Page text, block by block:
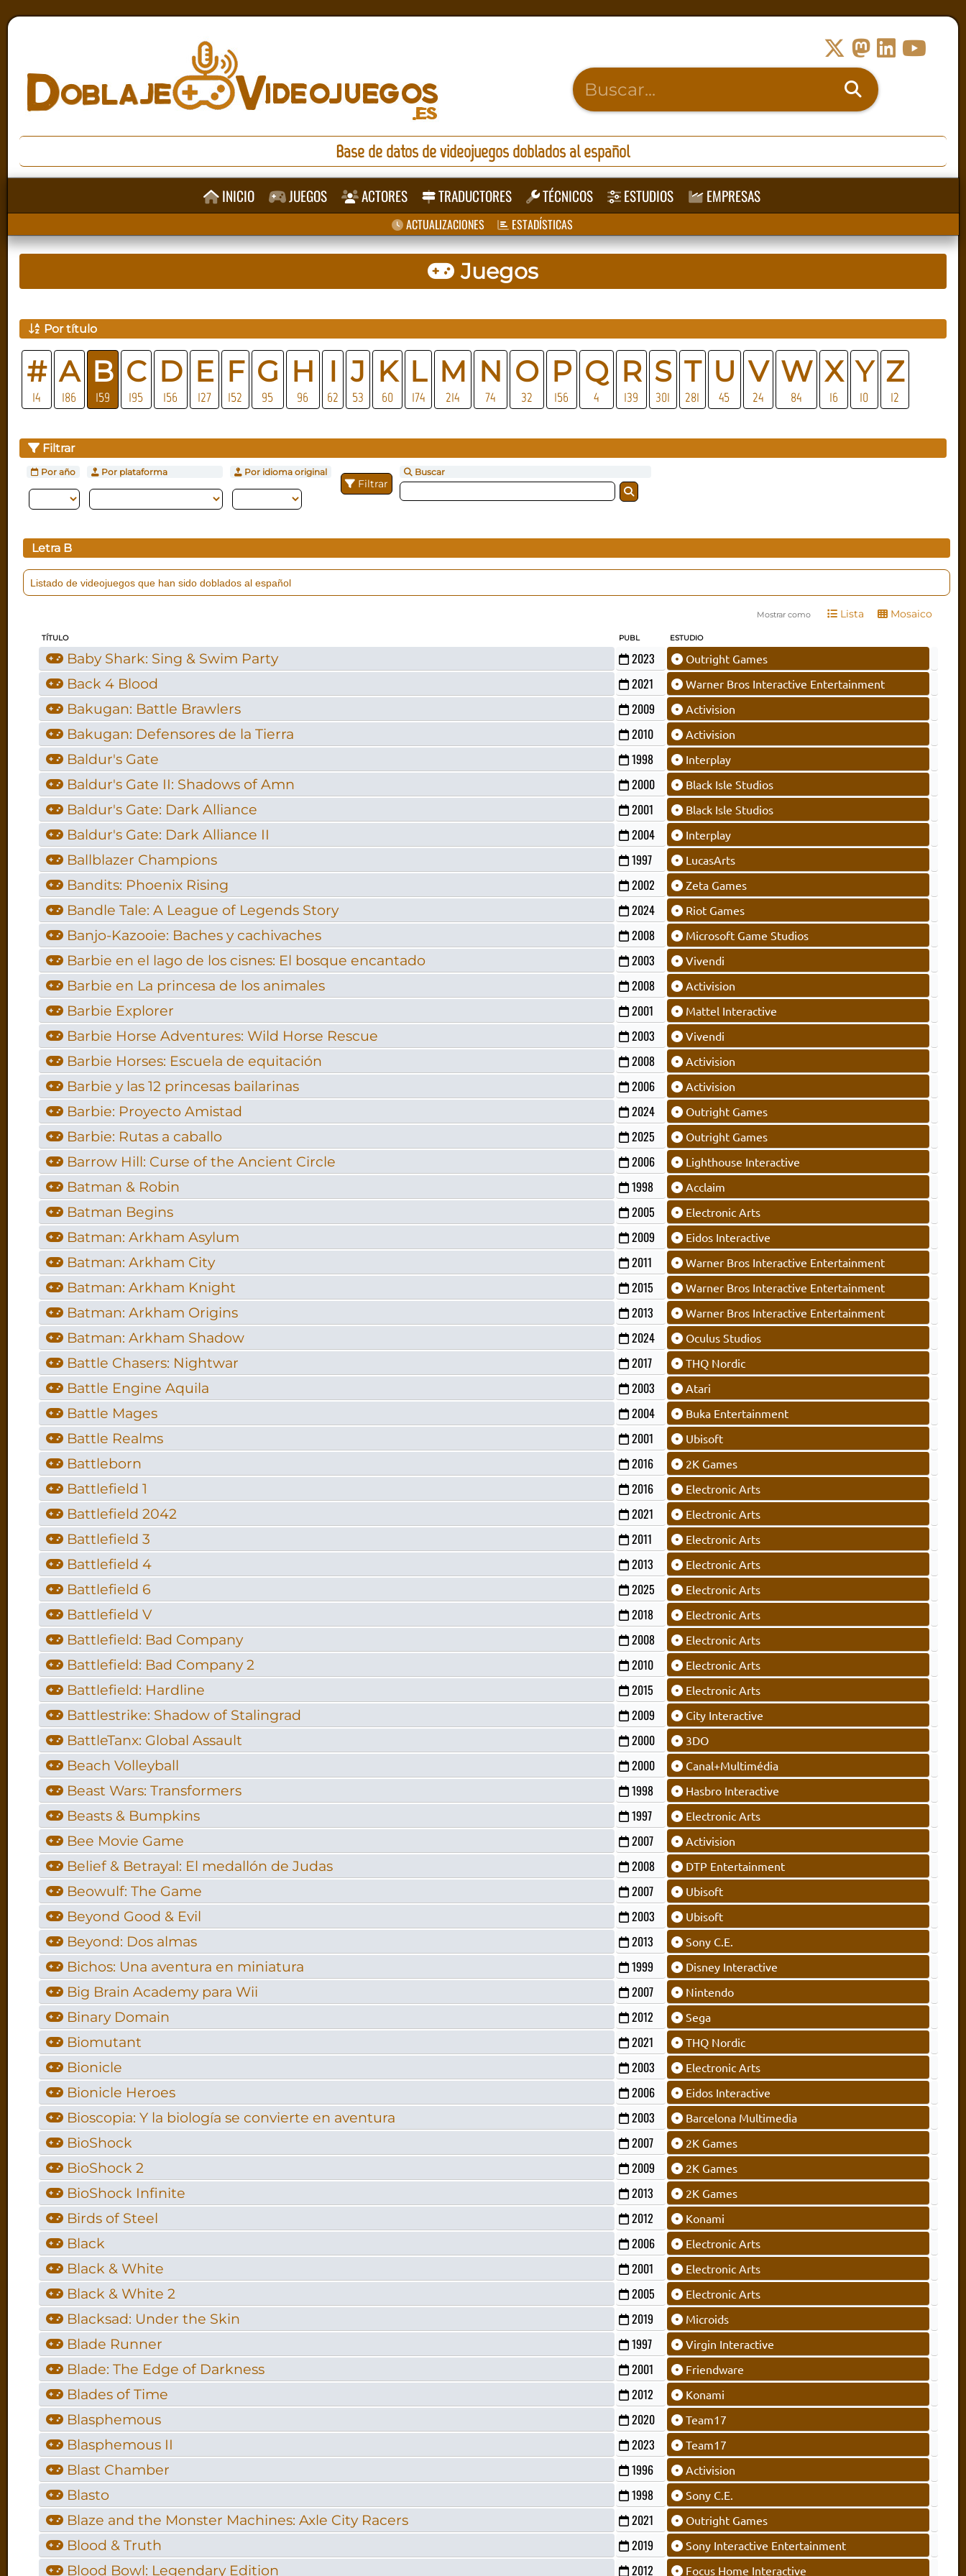
Base de datos de videojuegos doblados al español
INICIO JUEGOS ACTORES TRADUCTORES TÉCNICOS ESTUDIOS EMPRESAS
ACTUALIZACIONES ESTADÍSTICAS
Juegos
Por título
#
14
A
186
B
159
C
195
D
156
E
127
F
152
G
95
H
96
I
62
J
53
K
60
L
174
M
214
N
74
O
32
P
156
Q
4
R
139
S
301
T
281
U
45
V
24
W
84
X
16
Y
10
Z
12
Filtrar
Por año Por plataforma Por idioma original
Filtrar
Buscar
Letra B
Listado de videojuegos que han sido doblados al español
Mostrar como Lista Mosaico
TÍTULO PUBL ESTUDIO
Baby Shark: Sing & Swim Party 2023 Outright Games
Back 4 Blood 2021 Warner Bros Interactive Entertainment
Bakugan: Battle Brawlers 2009 Activision
Bakugan: Defensores de la Tierra 2010 Activision
Baldur's Gate 1998 Interplay
Baldur's Gate II: Shadows of Amn 2000 Black Isle Studios
Baldur's Gate: Dark Alliance 2001 Black Isle Studios
Baldur's Gate: Dark Alliance II 2004 Interplay
Ballblazer Champions 1997 LucasArts
Bandits: Phoenix Rising 2002 Zeta Games
Bandle Tale: A League of Legends Story 2024 Riot Games
Banjo-Kazooie: Baches y cachivaches 2008 Microsoft Game Studios
Barbie en el lago de los cisnes: El bosque encantado 2003 Vivendi
Barbie en La princesa de los animales 2008 Activision
Barbie Explorer 2001 Mattel Interactive
Barbie Horse Adventures: Wild Horse Rescue 2003 Vivendi
Barbie Horses: Escuela de equitación 2008 Activision
Barbie y las 12 princesas bailarinas 2006 Activision
Barbie: Proyecto Amistad 2024 Outright Games
Barbie: Rutas a caballo 2025 Outright Games
Barrow Hill: Curse of the Ancient Circle 2006 Lighthouse Interactive
Batman & Robin 1998 Acclaim
Batman Begins 2005 Electronic Arts
Batman: Arkham Asylum 2009 Eidos Interactive
Batman: Arkham City 2011 Warner Bros Interactive Entertainment
Batman: Arkham Knight 2015 Warner Bros Interactive Entertainment
Batman: Arkham Origins 2013 Warner Bros Interactive Entertainment
Batman: Arkham Shadow 2024 Oculus Studios
Battle Chasers: Nightwar 2017 THQ Nordic
Battle Engine Aquila 2003 Atari
Battle Mages 2004 Buka Entertainment
Battle Realms 2001 Ubisoft
Battleborn 2016 2K Games
Battlefield 1 2016 Electronic Arts
Battlefield 2042 2021 Electronic Arts
Battlefield 3 2011 Electronic Arts
Battlefield 4 2013 Electronic Arts
Battlefield 6 2025 Electronic Arts
Battlefield V 2018 Electronic Arts
Battlefield: Bad Company 2008 Electronic Arts
Battlefield: Bad Company 2 2010 Electronic Arts
Battlefield: Hardline 2015 Electronic Arts
Battlestrike: Shadow of Stalingrad 2009 City Interactive
BattleTanx: Global Assault 2000 3DO
Beach Volleyball 2000 Canal+Multimédia
Beast Wars: Transformers 1998 Hasbro Interactive
Beasts & Bumpkins 1997 Electronic Arts
Bee Movie Game 2007 Activision
Belief & Betrayal: El medallón de Judas 2008 DTP Entertainment
Beowulf: The Game 2007 Ubisoft
Beyond Good & Evil 2003 Ubisoft
Beyond: Dos almas 2013 Sony C.E.
Bichos: Una aventura en miniatura 1999 Disney Interactive
Big Brain Academy para Wii 2007 Nintendo
Binary Domain 2012 Sega
Biomutant 2021 THQ Nordic
Bionicle 2003 Electronic Arts
Bionicle Heroes 2006 Eidos Interactive
Bioscopia: Y la biología se convierte en aventura 2003 Barcelona Multimedia
BioShock 2007 2K Games
BioShock 2 2009 2K Games
BioShock Infinite 2013 2K Games
Birds of Steel 2012 Konami
Black 2006 Electronic Arts
Black & White 2001 Electronic Arts
Black & White 2 2005 Electronic Arts
Blacksad: Under the Skin 2019 Microids
Blade Runner 1997 Virgin Interactive
Blade: The Edge of Darkness 2001 Friendware
Blades of Time 2012 Konami
Blasphemous 2020 Team17
Blasphemous II 2023 Team17
Blast Chamber 1996 Activision
Blasto 1998 Sony C.E.
Blaze and the Monster Machines: Axle City Racers 2021 Outright Games
Blood & Truth 2019 Sony Interactive Entertainment
Blood Bowl: Legendary Edition 2012 Focus Home Interactive